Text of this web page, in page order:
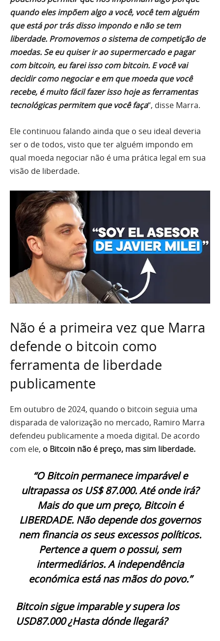
quando eles impõem algo a você, você tem alguém
que está por trás disso impondo e não se tem
liberdade. Promovemos o sistema de competição de
moedas. Se eu quiser ir ao supermercado e pagar
com bitcoin, eu farei isso com bitcoin. E você vai
decidir como negociar e em que moeda que você
recebe, é muito fácil fazer isso hoje as ferramentas
tecnológicas permitem que você faça“, disse Marra.
Ele continuou falando ainda que o seu ideal deveria
ser o de todos, visto que ter alguém impondo em
qual moeda negociar não é uma prática legal em sua
visão de liberdade.
Não é a primeira vez que Marra
defende o bitcoin como
ferramenta de liberdade
publicamente
Em outubro de 2024, quando o bitcoin seguia uma
disparada de valorização no mercado, Ramiro Marra
defendeu publicamente a moeda digital. De acordo
com ele, o Bitcoin não é preço, mas sim liberdade.
“O Bitcoin permanece imparável e
ultrapassa os US$ 87.000. Até onde irá?
Mais do que um preço, Bitcoin é
LIBERDADE. Não depende dos governos
nem financia os seus excessos políticos.
Pertence a quem o possui, sem
intermediários. A independência
económica está nas mãos do povo.”
Bitcoin sigue imparable y supera los
USD87.000 ¿Hasta dónde llegará?